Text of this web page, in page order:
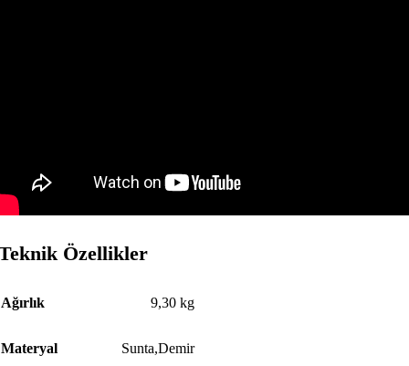
Özellikler
Ağırlık 9,30 kg
Materyal Sunta,Demir